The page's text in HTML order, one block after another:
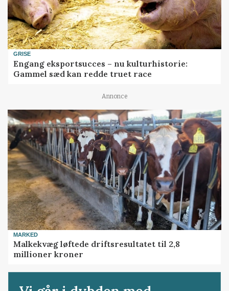
GRISE
Engang eksportsucces – nu kulturhistorie:
Gammel sæd kan redde truet race
Annonce
MARKED
Malkekvæg løftede driftsresultatet til 2,8
millioner kroner